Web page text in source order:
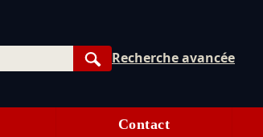
Rechercher
Recherche avancée
Contact